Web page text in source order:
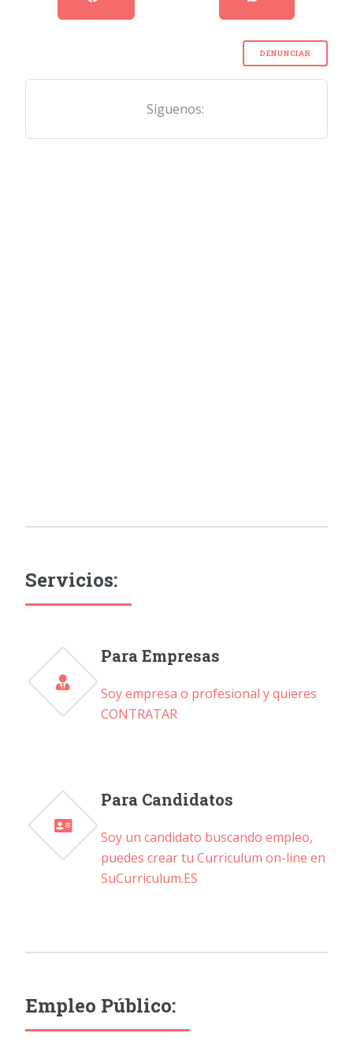
DENUNCIAR
Síguenos:
Servicios:
Para Empresas
Soy empresa o profesional y quieres
CONTRATAR
Para Candidatos
Soy un candidato buscando empleo,
puedes crear tu Curriculum on-line en
SuCurriculum.ES
Empleo Público: